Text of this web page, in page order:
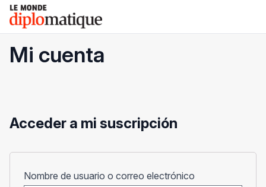
Skip
content
Le monde diplomatique
Mi cuenta
Acceder a mi suscripción
Nombre de usuario o correo electrónico